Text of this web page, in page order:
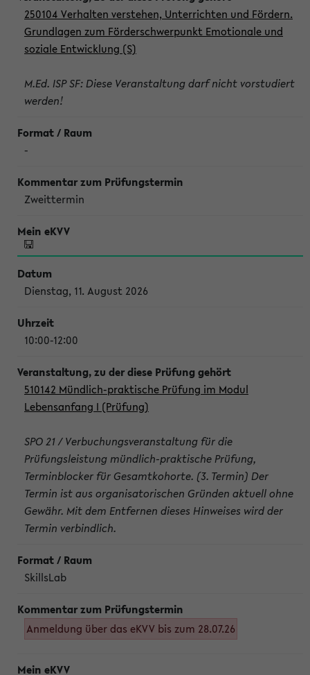
250104 Verhalten verstehen, Unterrichten und Fördern.
Grundlagen zum Förderschwerpunkt Emotionale und
soziale Entwicklung (S)
M.Ed. ISP SF: Diese Veranstaltung darf nicht vorstudiert
werden!
-
Zweittermin
Dienstag, 11. August 2026
10:00-12:00
510142 Mündlich-praktische Prüfung im Modul
Lebensanfang I (Prüfung)
SPO 21 / Verbuchungsveranstaltung für die
Prüfungsleistung mündlich-praktische Prüfung,
Terminblocker für Gesamtkohorte. (3. Termin) Der
Termin ist aus organisatorischen Gründen aktuell ohne
Gewähr. Mit dem Entfernen dieses Hinweises wird der
Termin verbindlich.
SkillsLab
Anmeldung über das eKVV bis zum 28.07.26